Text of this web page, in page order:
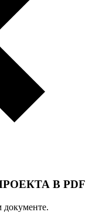
В PDF